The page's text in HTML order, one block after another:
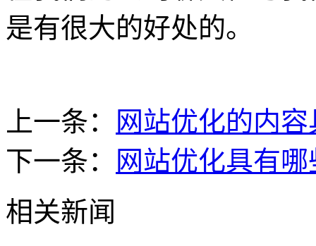
是有很大的好处的。
上一条：
网站优化的内
下一条：
网站优化具有
相关新闻